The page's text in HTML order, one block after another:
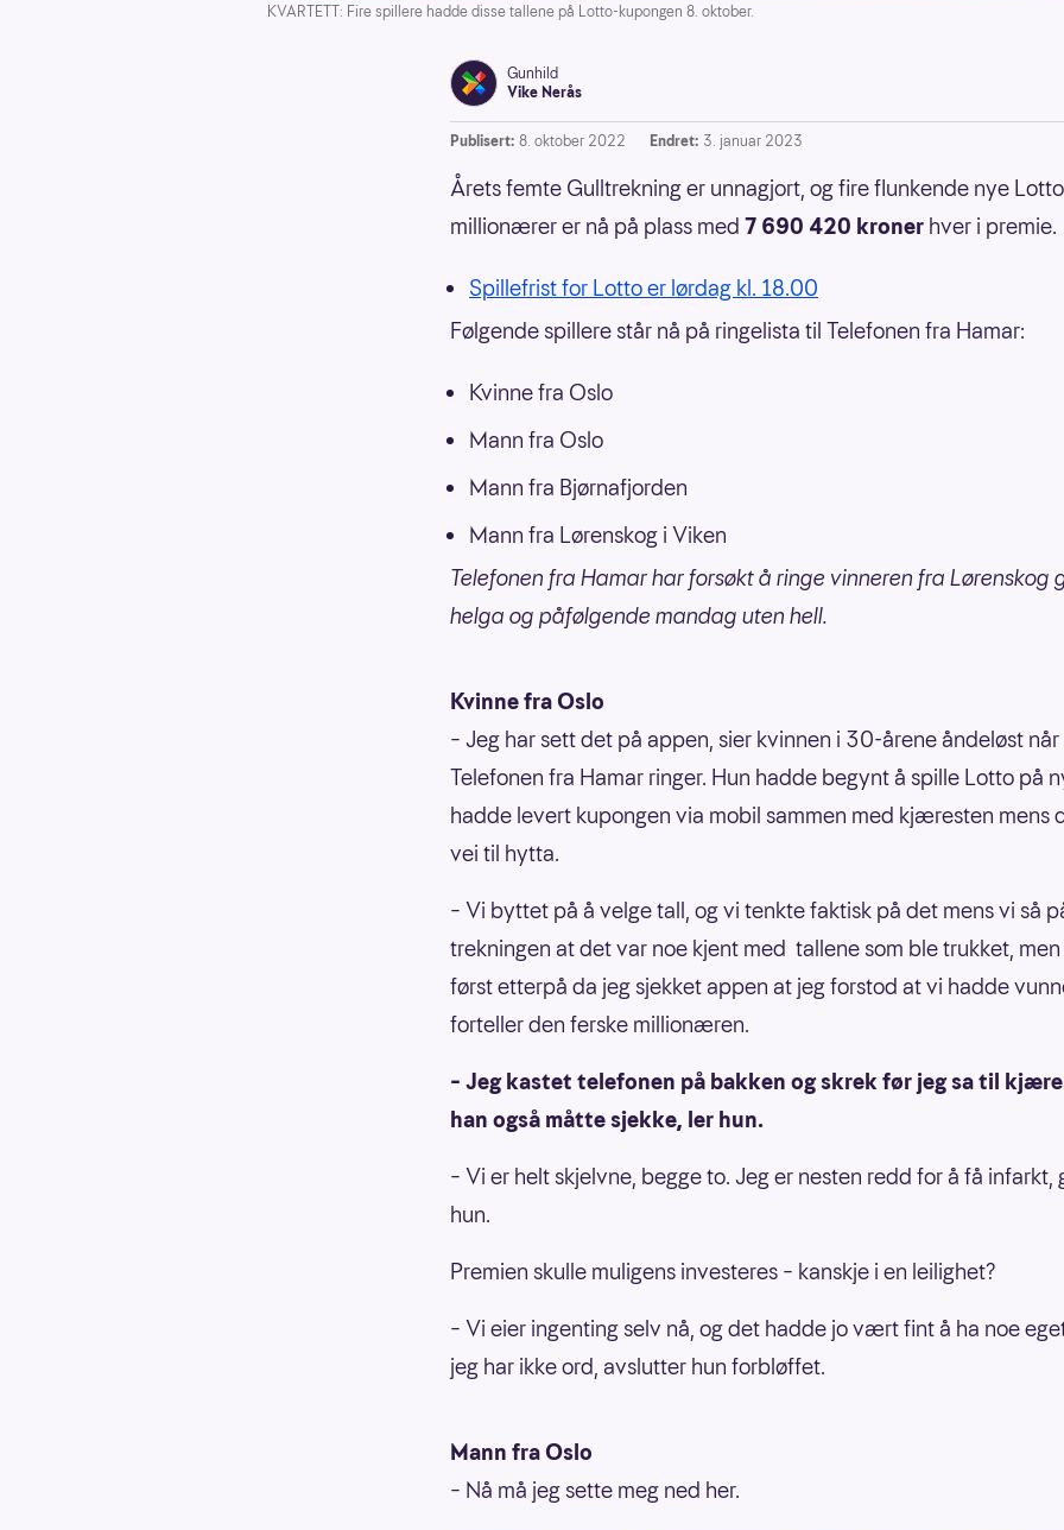
KVARTETT: Fire spillere hadde disse tallene på Lotto-kupongen 8. oktober.
Gunhild
Vike Nerås
Publisert: 8. oktober 2022 Endret: 3. januar 2023
Årets femte Gulltrekning er unnagjort, og fire flunkende nye
millionærer er nå på plass med 7 690 420 kroner hver i premie.
Spillefrist for Lotto er lørdag kl. 18.00
Følgende spillere står nå på ringelista til Telefonen fra Hamar:
Kvinne fra Oslo
Mann fra Oslo
Mann fra Bjørnafjorden
Mann fra Lørenskog i Viken
Telefonen fra Hamar har forsøkt å ringe vinneren fra Lørenskog
helga og påfølgende mandag uten hell.
Kvinne fra Oslo
– Jeg har sett det på appen, sier kvinnen i 30-årene åndeløst når
Telefonen fra Hamar ringer. Hun hadde begynt å spille Lotto på
hadde levert kupongen via mobil sammen med kjæresten mens
vei til hytta.
– Vi byttet på å velge tall, og vi tenkte faktisk på det mens vi så
trekningen at det var noe kjent med tallene som ble trukket,
først etterpå da jeg sjekket appen at jeg forstod at vi hadde
forteller den ferske millionæren.
– Jeg kastet telefonen på bakken og skrek før jeg sa til
han også måtte sjekke, ler hun.
– Vi er helt skjelvne, begge to. Jeg er nesten redd for å få infarkt,
hun.
Premien skulle muligens investeres – kanskje i en leilighet?
– Vi eier ingenting selv nå, og det hadde jo vært fint å ha noe
jeg har ikke ord, avslutter hun forbløffet.
Mann fra Oslo
– Nå må jeg sette meg ned her.